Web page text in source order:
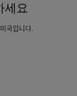
세요
국입니다.